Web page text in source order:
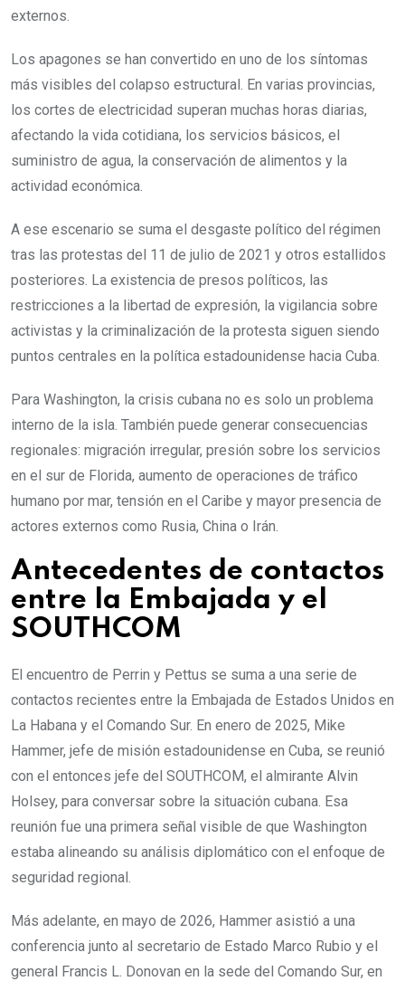
externos.
Los apagones se han convertido en uno de los síntomas
más visibles del colapso estructural. En varias provincias,
los cortes de electricidad superan muchas horas diarias,
afectando la vida cotidiana, los servicios básicos, el
suministro de agua, la conservación de alimentos y la
actividad económica.
A ese escenario se suma el desgaste político del régimen
tras las protestas del 11 de julio de 2021 y otros estallidos
posteriores. La existencia de presos políticos, las
restricciones a la libertad de expresión, la vigilancia sobre
activistas y la criminalización de la protesta siguen siendo
puntos centrales en la política estadounidense hacia Cuba.
Para Washington, la crisis cubana no es solo un problema
interno de la isla. También puede generar consecuencias
regionales: migración irregular, presión sobre los servicios
en el sur de Florida, aumento de operaciones de tráfico
humano por mar, tensión en el Caribe y mayor presencia de
actores externos como Rusia, China o Irán.
Antecedentes de contactos
entre la Embajada y el
SOUTHCOM
El encuentro de Perrin y Pettus se suma a una serie de
contactos recientes entre la Embajada de Estados Unidos en
La Habana y el Comando Sur. En enero de 2025, Mike
Hammer, jefe de misión estadounidense en Cuba, se reunió
con el entonces jefe del SOUTHCOM, el almirante Alvin
Holsey, para conversar sobre la situación cubana. Esa
reunión fue una primera señal visible de que Washington
estaba alineando su análisis diplomático con el enfoque de
seguridad regional.
Más adelante, en mayo de 2026, Hammer asistió a una
conferencia junto al secretario de Estado Marco Rubio y el
general Francis L. Donovan en la sede del Comando Sur, en